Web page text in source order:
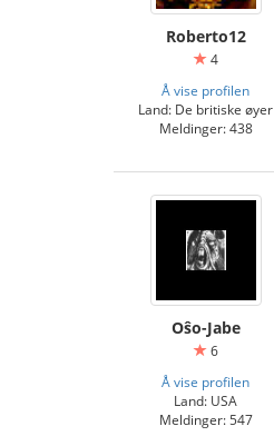
Roberto12
4
Å vise profilen
Land: De britiske øyer
Meldinger: 438
Oŝo-Jabe
6
Å vise profilen
Land: USA
Meldinger: 547